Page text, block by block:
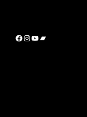
Facebook Instagram YouTube Bandcamp